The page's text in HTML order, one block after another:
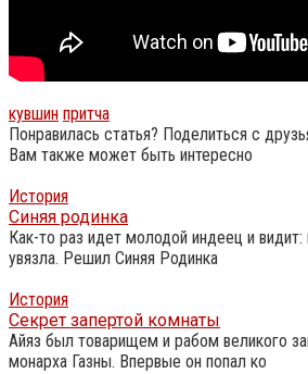
кувшин притча
Понравилась статья? Поделиться с
Вам также может быть интересно
История
Синяя родинка
Как-то раз идет молодой индеец и видит:
увязла. Решил Синяя Родинка
История
Секрет запертой комнаты
Айяз был товарищем и рабом великого
монарха Газны. Впервые он попал ко